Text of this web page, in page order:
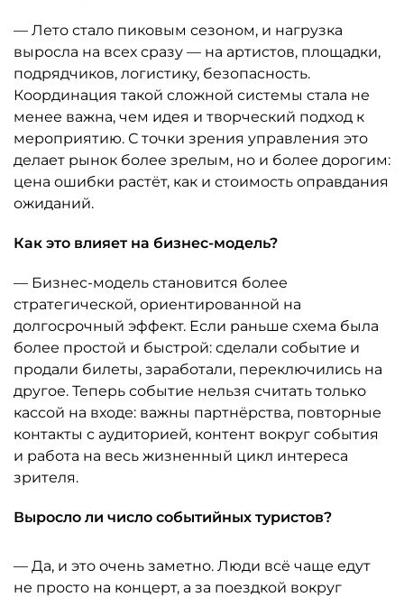
— Лето стало пиковым сезоном, и нагрузка
выросла на всех сразу — на артистов, площадки,
подрядчиков, логистику, безопасность.
Координация такой сложной системы стала не
менее важна, чем идея и творческий подход к
мероприятию. С точки зрения управления это
делает рынок более зрелым, но и более дорогим:
цена ошибки растёт, как и стоимость оправдания
ожиданий.
Как это влияет на бизнес-модель?
— Бизнес-модель становится более
стратегической, ориентированной на
долгосрочный эффект. Если раньше схема была
более простой и быстрой: сделали событие и
продали билеты, заработали, переключились на
другое. Теперь событие нельзя считать только
кассой на входе: важны партнёрства, повторные
контакты с аудиторией, контент вокруг события
и работа на весь жизненный цикл интереса
зрителя.
Выросло ли число событийных туристов?
— Да, и это очень заметно. Люди всё чаще едут
не просто на концерт, а за поездкой вокруг